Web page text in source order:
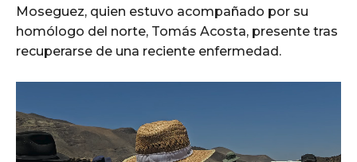
Moseguez, quien estuvo acompañado por su
homólogo del norte, Tomás Acosta, presente tras
recuperarse de una reciente enfermedad.